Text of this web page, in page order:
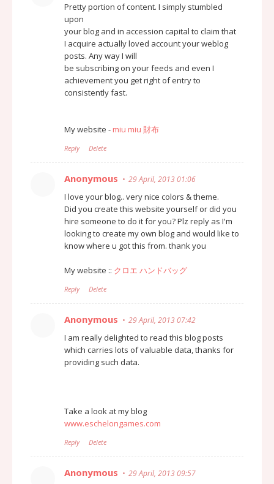
Pretty portion of content. I simply stumbled
upon
your blog and in accession capital to claim that
I acquire actually loved account your weblog
posts. Any way I will
be subscribing on your feeds and even I
achievement you get right of entry to
consistently fast.
My website - miu miu 財布
Reply Delete
Anonymous 29 April, 2013 01:06
I love your blog.. very nice colors & theme.
Did you create this website yourself or did you
hire someone to do it for you? Plz reply as I'm
looking to create my own blog and would like to
know where u got this from. thank you
My website :: クロエ ハンドバッグ
Reply Delete
Anonymous 29 April, 2013 07:42
I am really delighted to read this blog posts
which carries lots of valuable data, thanks for
providing such data.
Take a look at my blog
www.eschelongames.com
Reply Delete
Anonymous 29 April, 2013 09:57